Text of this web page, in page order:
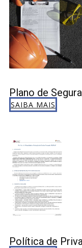
Plano de
SAIBA MAIS
Política de